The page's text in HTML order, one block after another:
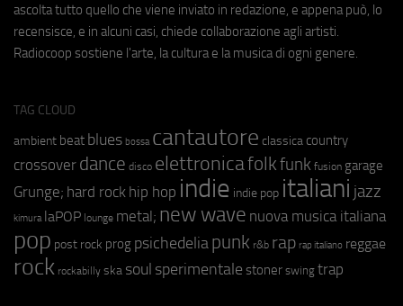
ascolta tutto quello che viene inviato in redazione, e appena può, lo
recensisce, e in alcuni casi, chiede collaborazione agli artisti.
Radiocoop sostiene l'arte, la cultura e la musica di ogni genere.
TAG CLOUD
ambient beat blues bossa cantautore classica country
crossover dance disco elettronicafolkfunk fusion garage
Grunge; hard rock hip hop indie indie pop italiani jazz
kimura laPOP lounge metal; new wave nuova musica italiana
pop post rock prog psichedeliapunk r&b rap rap italiano reggae
rock rockabilly ska soul sperimentale stoner swing trap